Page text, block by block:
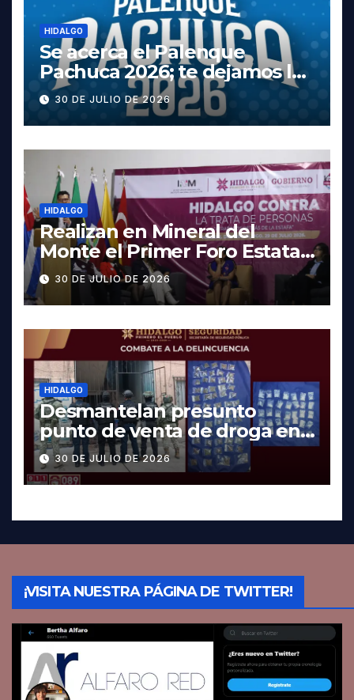
HIDALGO
Se acerca el Palenque
Pachuca 2026; te dejamos la
cartelera completa, las
fechas y los precios
30 DE JULIO DE 2026
HIDALGO
Realizan en Mineral del
Monte el Primer Foro Estatal
contra la Trata de Personas
30 DE JULIO DE 2026
HIDALGO
Desmantelan presunto
punto de venta de droga en
Pachuca; hay dos detenidos
30 DE JULIO DE 2026
¡VISITA NUESTRA PÁGINA DE TWITTER!